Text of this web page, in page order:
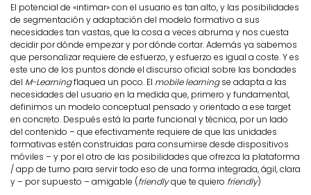
El potencial de «intimar» con el usuario es tan alto, y las posibilidades
de segmentación y adaptación del modelo formativo a sus
necesidades tan vastas, que la cosa a veces abruma y nos cuesta
decidir por dónde empezar y por dónde cortar. Además ya sabemos
que personalizar requiere de esfuerzo, y esfuerzo es igual a coste. Y es
este uno de los puntos donde el discurso oficial sobre las bondades
del M-Learningflaquea un poco. El mobile learningse adapta a las
necesidades del usuario en la medida que, primero y fundamental,
definimos un modelo conceptual pensado y orientado a ese target
en concreto. Después está la parte funcional y técnica, por un lado
del contenido – que efectivamente requiere de que las unidades
formativas estén construidas para consumirse desde dispositivos
móviles – y por el otro de las posibilidades que ofrezca la plataforma
/ app de turno para servir todo eso de una forma integrada, ágil, clara
y – por supuesto – amigable (friendlyque te quiero friendly)